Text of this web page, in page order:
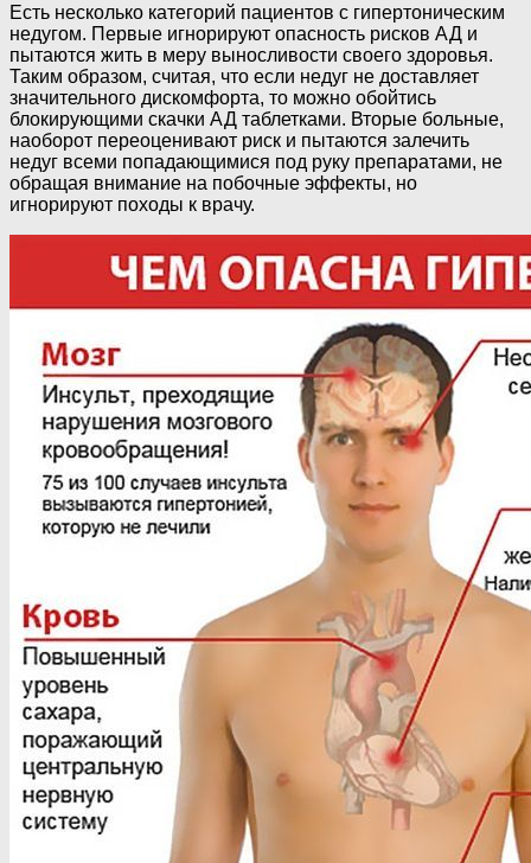
Есть несколько категорий пациентов с гипертоническим
недугом. Первые игнорируют опасность рисков АД и
пытаются жить в меру выносливости своего здоровья.
Таким образом, считая, что если недуг не доставляет
значительного дискомфорта, то можно обойтись
блокирующими скачки АД таблетками. Вторые больные,
наоборот переоценивают риск и пытаются залечить
недуг всеми попадающимися под руку препаратами, не
обращая внимание на побочные эффекты, но
игнорируют походы к врачу.